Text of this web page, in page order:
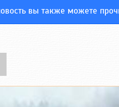
вы также можете